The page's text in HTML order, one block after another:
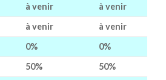
à venir
à venir
à venir
à venir
0%
0%
50%
50%